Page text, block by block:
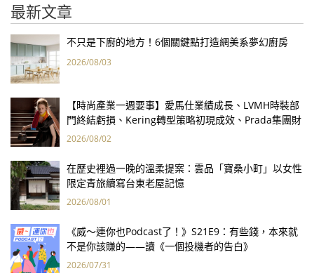
最新文章
不只是下廚的地方！6個關鍵點打造網美系夢幻廚房
2026/08/03
【時尚產業一週要事】愛馬仕業績成長、LVMH時裝部
門終結虧損、Kering轉型策略初現成效、Prada集團財
報亮眼
2026/08/02
在歷史裡過一晚的溫柔提案：雲品「寶桑小町」以女性
限定青旅續寫台東老屋記憶
2026/08/01
《威～連你也Podcast了！》S21E9：有些錢，本來就
不是你該賺的——讀《一個投機者的告白》
2026/07/31